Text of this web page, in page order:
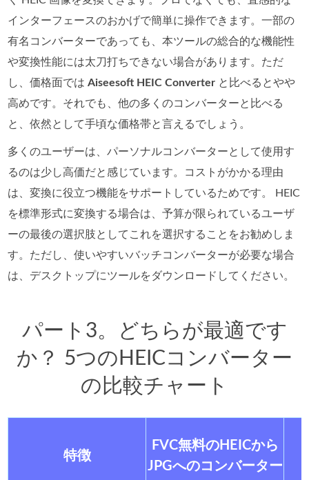
インターフェースのおかげで簡単に操作できます。一部の
有名コンバーターであっても、本ツールの総合的な機能性
や変換性能には太刀打ちできない場合があります。ただ
し、価格面ではAiseesoft HEIC Converter と比べるとやや
高めです。それでも、他の多くのコンバーターと比べる
と、依然として手頃な価格帯と言えるでしょう。
多くのユーザーは、パーソナルコンバーターとして使用す
るのは少し高価だと感じています。コストがかかる理由
は、変換に役立つ機能をサポートしているためです。 HEIC
を標準形式に変換する場合は、予算が限られているユーザ
ーの最後の選択肢としてこれを選択することをお勧めしま
す。ただし、使いやすいバッチコンバーターが必要な場合
は、デスクトップにツールをダウンロードしてください。
パート3。どちらが最適です
か？ 5つのHEICコンバーター
の比較チャート
特徴
FVC無料のHEICから
JPGへのコンバーター